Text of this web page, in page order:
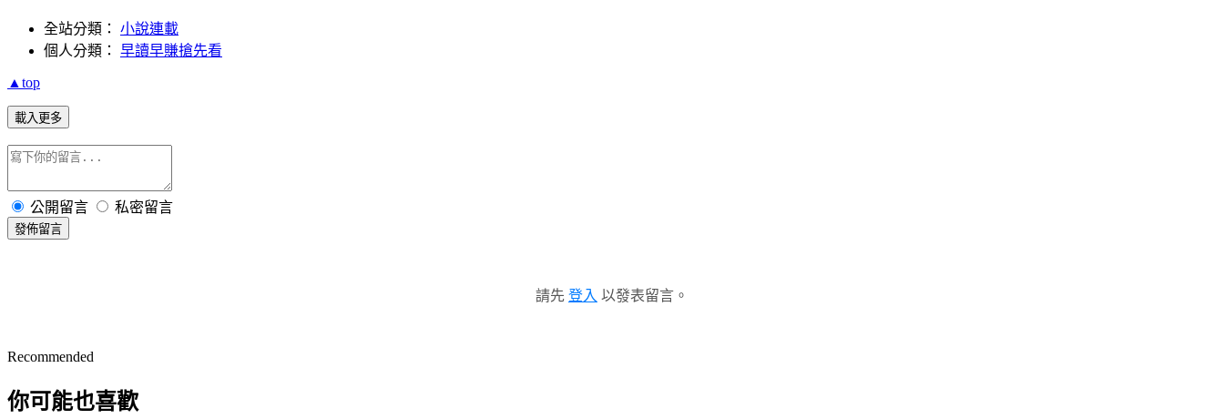
全站分類： 小說連載
個人分類： 早讀早賺搶先看
▲top
載入更多
公開留言 私密留言
發佈留言
請先 登入 以發表留言。
Recommended
你可能也喜歡